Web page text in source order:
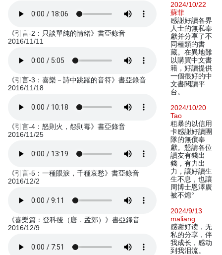
《引言-2：只談單純的情緒》書亞錄音
2016/11/11
《引言-3：喜樂－詩中跳躍的音符》書亞錄音
2016/11/18
《引言-4：怒則火，怨則毒》書亞錄音
2016/11/25
《引言-5：一種眼淚，千種哀愁》書亞錄音
2016/12/2
《喜樂篇：登科後（唐．孟郊）》書亞錄音
2016/12/9
2024/10/22
蘇菲
感謝好讀各界
人士的無私奉
獻并分享了不
同種類的書
藏。在異地難
以購買中文書
籍，好讀提供
一個很好的中
文書閱讀平
台。
2024/10/20
Tao
粗暴的以信用
卡感謝好讀團
隊的無償奉
獻。懇請各位
讀友有錢出
錢，有力出
力，讓好讀生
生不息，也讓
周博士恩澤廣
被不熄°
2024/9/13
maliang
感谢好读，无
私的分享，伴
我成长，感动
到我泪流。